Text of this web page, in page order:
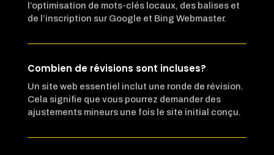
l’optimisation de mots-clés locaux, des balises et
de l’inscription sur Google et Bing Webmaster.
Combien de révisions sont incluses?
Un site web essentiel inclut une ronde de révision.
Cela signifie que vous pourrez demander des
ajustements mineurs une fois le site initial conçu.